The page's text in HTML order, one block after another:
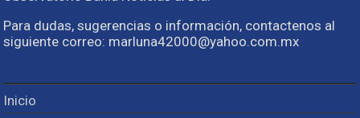
Para dudas, sugerencias o información, contactenos al
siguiente correo: marluna42000@yahoo.com.mx
Inicio